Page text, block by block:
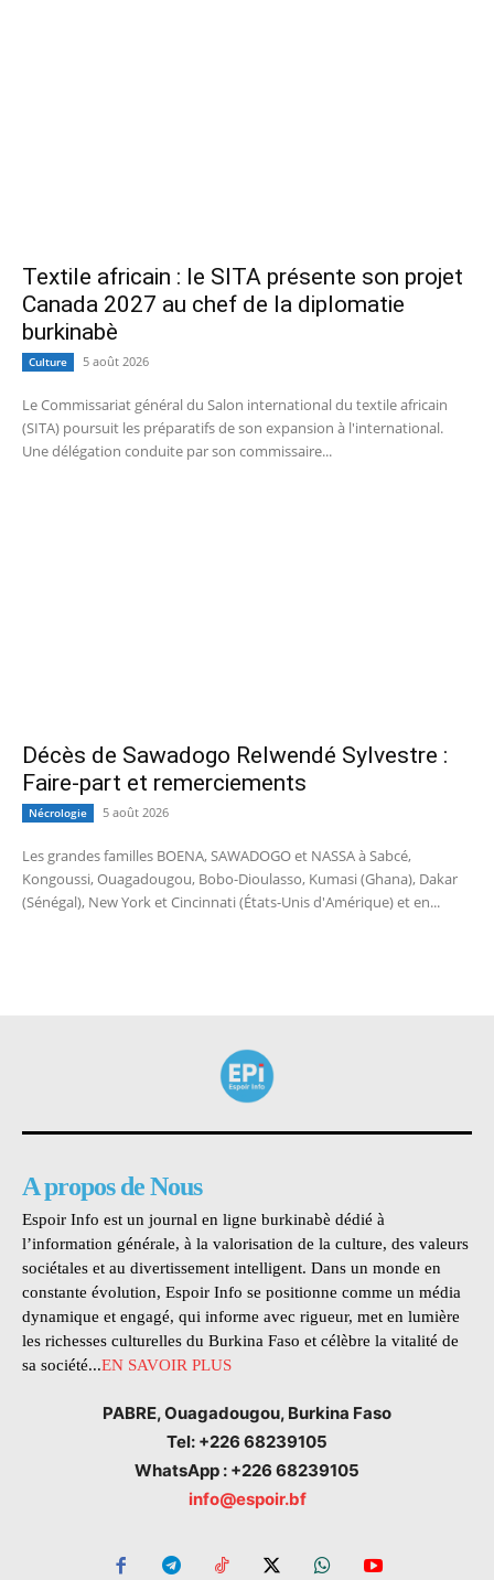
Textile africain : le SITA présente son projet
Canada 2027 au chef de la diplomatie
burkinabè
Culture 5 août 2026
Le Commissariat général du Salon international du textile africain
(SITA) poursuit les préparatifs de son expansion à l'international.
Une délégation conduite par son commissaire...
Décès de Sawadogo Relwendé Sylvestre :
Faire-part et remerciements
Nécrologie 5 août 2026
Les grandes familles BOENA, SAWADOGO et NASSA à Sabcé,
Kongoussi, Ouagadougou, Bobo-Dioulasso, Kumasi (Ghana), Dakar
(Sénégal), New York et Cincinnati (États-Unis d'Amérique) et en...
A propos de Nous
Espoir Info est un journal en ligne burkinabè dédié à
l’information générale, à la valorisation de la culture, des valeurs
sociétales et au divertissement intelligent. Dans un monde en
constante évolution, Espoir Info se positionne comme un média
dynamique et engagé, qui informe avec rigueur, met en lumière
les richesses culturelles du Burkina Faso et célèbre la vitalité de
sa société...EN SAVOIR PLUS
PABRE, Ouagadougou, Burkina Faso
Tel: +226 68239105
WhatsApp : +226 68239105
info@espoir.bf